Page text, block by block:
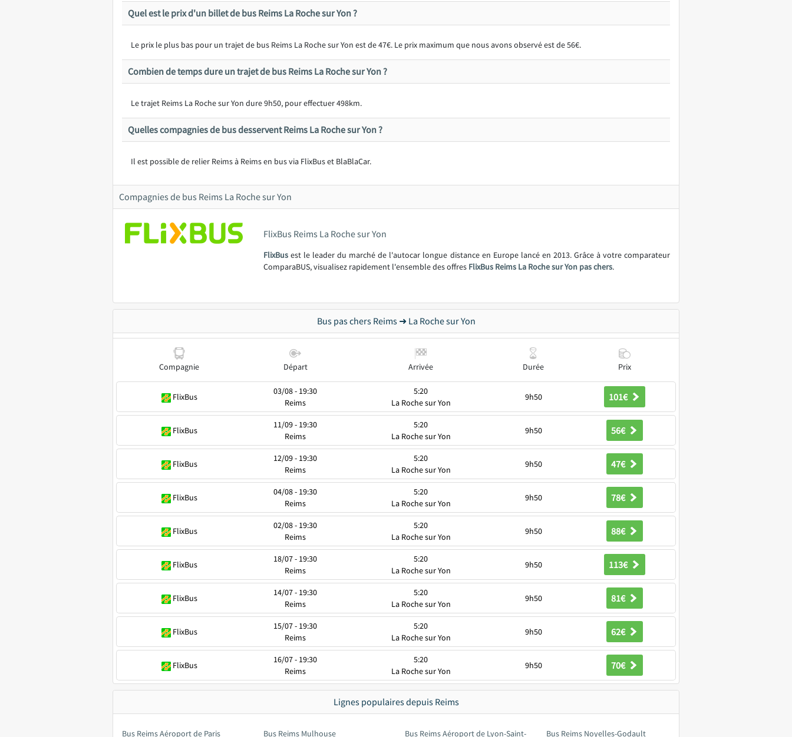
Quel est le prix d'un billet de bus Reims La Roche sur Yon ?
Le prix le plus bas pour un trajet de bus Reims La Roche sur Yon est de 47€. Le prix maximum que nous avons observé est de 56€.
Combien de temps dure un trajet de bus Reims La Roche sur Yon ?
Le trajet Reims La Roche sur Yon dure 9h50, pour effectuer 498km.
Quelles compagnies de bus desservent Reims La Roche sur Yon ?
Il est possible de relier Reims à Reims en bus via FlixBus et BlaBlaCar.
Compagnies de bus Reims La Roche sur Yon
FlixBus Reims La Roche sur Yon
FlixBus est le leader du marché de l'autocar longue distance en Europe lancé en 2013. Grâce à votre comparateur
ComparaBUS, visualisez rapidement l'ensemble des offres FlixBus Reims La Roche sur Yon pas chers.
Bus pas chers Reims ➜ La Roche sur Yon
Compagnie Départ Arrivée Durée Prix
FlixBus
03/08 - 19:30
Reims
5:20
La Roche sur Yon
9h50 101€
FlixBus
11/09 - 19:30
Reims
5:20
La Roche sur Yon
9h50 56€
FlixBus
12/09 - 19:30
Reims
5:20
La Roche sur Yon
9h50 47€
FlixBus
04/08 - 19:30
Reims
5:20
La Roche sur Yon
9h50 78€
FlixBus
02/08 - 19:30
Reims
5:20
La Roche sur Yon
9h50 88€
FlixBus
18/07 - 19:30
Reims
5:20
La Roche sur Yon
9h50 113€
FlixBus
14/07 - 19:30
Reims
5:20
La Roche sur Yon
9h50 81€
FlixBus
15/07 - 19:30
Reims
5:20
La Roche sur Yon
9h50 62€
FlixBus
16/07 - 19:30
Reims
5:20
La Roche sur Yon
9h50 70€
Lignes populaires depuis Reims
Bus Reims Aéroport de Paris
Bus Reims Mulhouse
Bus Reims Aéroport de Lyon-Saint-
Bus Reims Noyelles-Godault